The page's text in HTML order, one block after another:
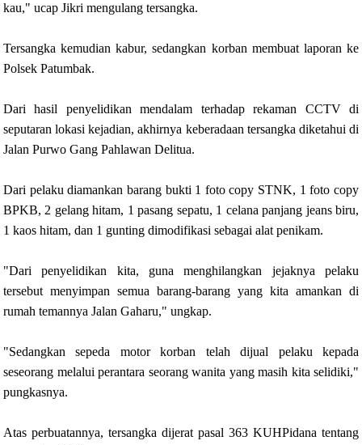
kau," ucap Jikri mengulang tersangka.
Tersangka kemudian kabur, sedangkan korban membuat laporan ke
Polsek Patumbak.
Dari hasil penyelidikan mendalam terhadap rekaman CCTV di
seputaran lokasi kejadian, akhirnya keberadaan tersangka diketahui di
Jalan Purwo Gang Pahlawan Delitua.
Dari pelaku diamankan barang bukti 1 foto copy STNK, 1 foto copy
BPKB, 2 gelang hitam, 1 pasang sepatu, 1 celana panjang jeans biru,
1 kaos hitam, dan 1 gunting dimodifikasi sebagai alat penikam.
"Dari penyelidikan kita, guna menghilangkan jejaknya pelaku
tersebut menyimpan semua barang-barang yang kita amankan di
rumah temannya Jalan Gaharu," ungkap.
"Sedangkan sepeda motor korban telah dijual pelaku kepada
seseorang melalui perantara seorang wanita yang masih kita selidiki,"
pungkasnya.
Atas perbuatannya, tersangka dijerat pasal 363 KUHPidana tentang